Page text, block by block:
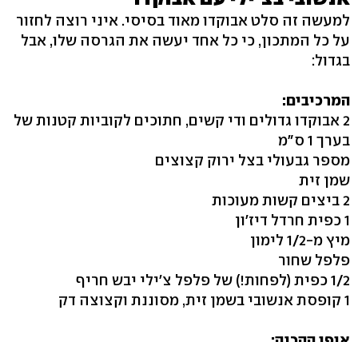
למעשה זה סלט אבוקדו מאוד בסיסי. איני רוצה לחזור
על כל המתכון, כי כל אחד יעשה את הגרסה שלו, אבל
בגדול:
המרכיבים:
2 אבוקדו גדולים ודי קשים, חתוכים לקוביות קטנות של
בערך 1 ס"מ
מספר גבעולי בצל ירוק קצוצים
שמן זית
2 ביצים קשות מעוכות
1 כפית חרדל דיז'ון
מיץ מ-1/2 לימון
פלפל שחור
1/2 כפית (לפחות!) של פלפל צ'ילי יבש חריף
1 קופסת אנשובי בשמן זית, מסוננת וקצוצה דק